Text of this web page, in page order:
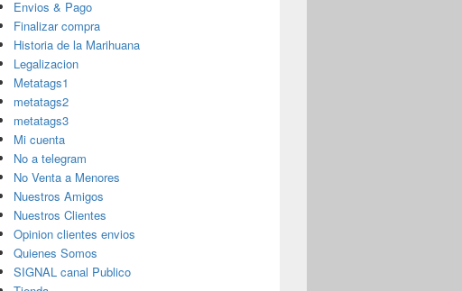
Envios & Pago
Finalizar compra
Historia de la Marihuana
Legalizacion
Metatags1
metatags2
metatags3
Mi cuenta
No a telegram
No Venta a Menores
Nuestros Amigos
Nuestros Clientes
Opinion clientes envios
Quienes Somos
SIGNAL canal Publico